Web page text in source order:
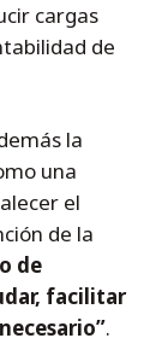
cargas
de
la
una
el
de la
de
facilitar
.